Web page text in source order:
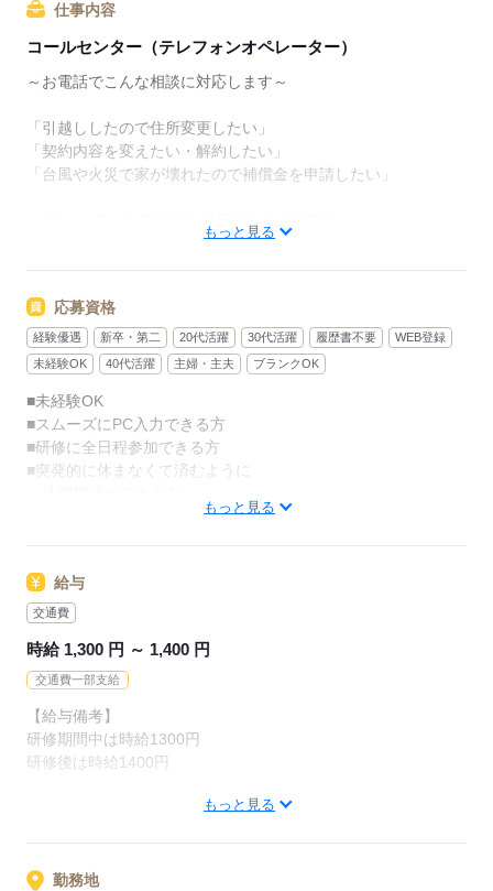
仕事内容
コールセンター（テレフォンオペレーター）
～お電話でこんな相談に対応します～
「引越ししたので住所変更したい」
「契約内容を変えたい・解約したい」
「台風や火災で家が壊れたので補償金を申請したい」
発信業務（新規獲得のテレアポ）はないので、
応募する
もっと見る
応募資格
経験優遇 新卒・第二 20代活躍 30代活躍 履歴書不要
WEB登録
未経験OK
40代活躍 主婦・主夫 ブランクOK
■未経験OK
■スムーズにPC入力できる方
■研修に全日程参加できる方
■突発的に休まなくて済むように
下記のような異業種からの転職組もおおぜい活躍しています！
ン、
飲食店スタッフ、営業、レジ・コンビニ・カフェ、一般事務な
もっと見る
給与
交通費
時給 1,300 円 ～ 1,400 円
交通費一部支給
【給与備考】
研修期間中は時給1300円
研修後は時給1400円
もっと見る
勤務地